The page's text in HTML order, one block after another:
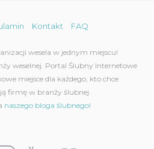
Kontakt FAQ
wesela w jednym miejscu!
weselnej. Portal Ślubny Internetowe
miejsce dla każdego, kto chce
firmę w branży ślubnej.
naszego bloga ślubnego!